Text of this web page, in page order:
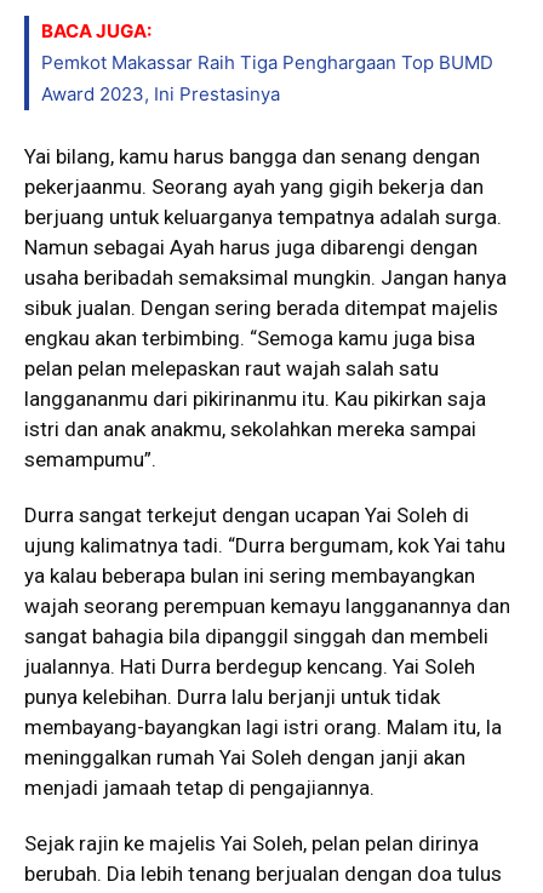
BACA JUGA:
Pemkot Makassar Raih Tiga Penghargaan Top BUMD
Award 2023, Ini Prestasinya
Yai bilang, kamu harus bangga dan senang dengan
pekerjaanmu. Seorang ayah yang gigih bekerja dan
berjuang untuk keluarganya tempatnya adalah surga.
Namun sebagai Ayah harus juga dibarengi dengan
usaha beribadah semaksimal mungkin. Jangan hanya
sibuk jualan. Dengan sering berada ditempat majelis
engkau akan terbimbing. “Semoga kamu juga bisa
pelan pelan melepaskan raut wajah salah satu
langgananmu dari pikirinanmu itu. Kau pikirkan saja
istri dan anak anakmu, sekolahkan mereka sampai
semampumu”.
Durra sangat terkejut dengan ucapan Yai Soleh di
ujung kalimatnya tadi. “Durra bergumam, kok Yai tahu
ya kalau beberapa bulan ini sering membayangkan
wajah seorang perempuan kemayu langganannya dan
sangat bahagia bila dipanggil singgah dan membeli
jualannya. Hati Durra berdegup kencang. Yai Soleh
punya kelebihan. Durra lalu berjanji untuk tidak
membayang-bayangkan lagi istri orang. Malam itu, Ia
meninggalkan rumah Yai Soleh dengan janji akan
menjadi jamaah tetap di pengajiannya.
Sejak rajin ke majelis Yai Soleh, pelan pelan dirinya
berubah. Dia lebih tenang berjualan dengan doa tulus